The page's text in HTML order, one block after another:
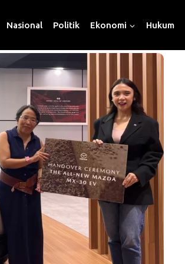
Nasional Politik Ekonomi Hukum